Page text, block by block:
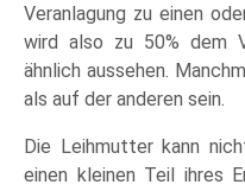
Veranlagung zu einen
wird also zu 50% dem
ähnlich aussehen.
als auf der anderen sein.
Die Leihmutter kann
einen kleinen Teil ihres